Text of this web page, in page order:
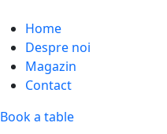
Home
Despre noi
Magazin
Contact
Book a table